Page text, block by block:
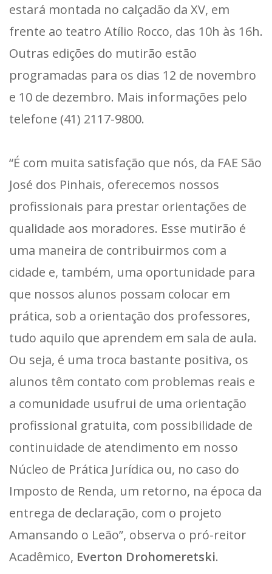
estará montada no calçadão da XV, em
frente ao teatro Atílio Rocco, das 10h às 16h.
Outras edições do mutirão estão
programadas para os dias 12 de novembro
e 10 de dezembro. Mais informações pelo
telefone (41) 2117-9800.
“É com muita satisfação que nós, da FAE São
José dos Pinhais, oferecemos nossos
profissionais para prestar orientações de
qualidade aos moradores. Esse mutirão é
uma maneira de contribuirmos com a
cidade e, também, uma oportunidade para
que nossos alunos possam colocar em
prática, sob a orientação dos professores,
tudo aquilo que aprendem em sala de aula.
Ou seja, é uma troca bastante positiva, os
alunos têm contato com problemas reais e
a comunidade usufrui de uma orientação
profissional gratuita, com possibilidade de
continuidade de atendimento em nosso
Núcleo de Prática Jurídica ou, no caso do
Imposto de Renda, um retorno, na época da
entrega de declaração, com o projeto
Amansando o Leão”, observa o pró-reitor
Acadêmico, Everton Drohomeretski.